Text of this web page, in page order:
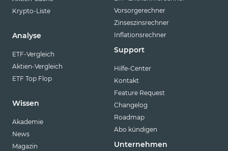
Krypto-Liste
Analyse
ETF-Vergleich
Aktien-Vergleich
ETF Top Flop
Wissen
Akademie
News
Magazin
Vorsorgerechner
Zinseszinsrechner
Inflationsrechner
Support
Hilfe-Center
Kontakt
Feature Request
Changelog
Roadmap
Abo kündigen
Unternehmen